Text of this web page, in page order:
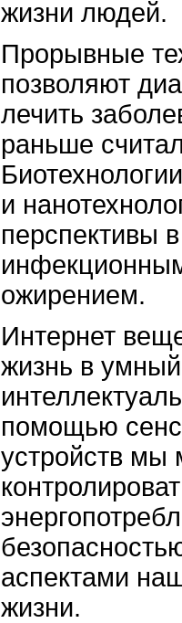
жизни людей.
Прорывные
позволяют
лечить
раньше
и
перспективы
ожирением.
Интернет
жизнь в
помощью
устройств мы
аспектами
жизни.